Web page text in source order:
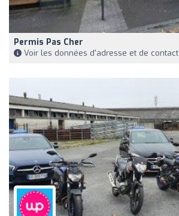
Permis Pas Cher
Voir les données d'adresse et de contact